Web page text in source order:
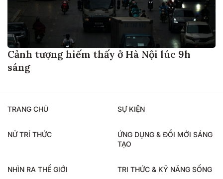
Cảnh tượng hiếm thấy ở Hà Nội lúc 9h
sáng
TRANG CHỦ SỰ KIỆN
NỮ TRÍ THỨC
ỨNG DỤNG & ĐỔI MỚI SÁNG
TẠO
NHÌN RA THẾ GIỚI TRI THỨC & KỸ NĂNG SỐNG